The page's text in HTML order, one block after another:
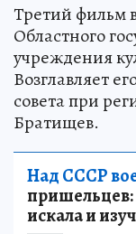
Третий фильм
Областного
учреждения
Возглавляет
совета при
Братищев.
Над СССР
пришельцев:
искала и